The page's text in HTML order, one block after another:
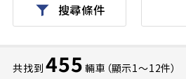
搜尋條件
共找到 455 輛車（顯示1〜12件）